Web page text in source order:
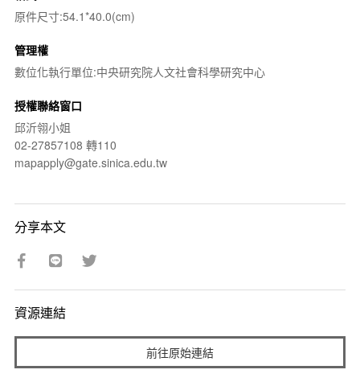
原件尺寸:54.1*40.0(cm)
管理權
數位化執行單位:中央研究院人文社會科學研究中心
授權聯絡窗口
邱沂翎小姐
02-27857108 轉110
mapapply@gate.sinica.edu.tw
分享本文
資源連結
前往原始連結